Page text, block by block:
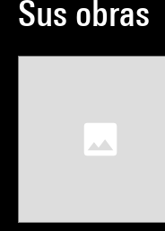
Sus obras